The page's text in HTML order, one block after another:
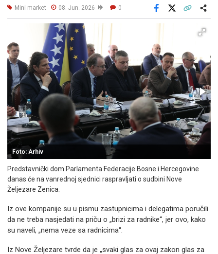
Mini market 08. Jun. 2026 0
Facebook
Foto: Arhiv
Predstavnički dom Parlamenta Federacije Bosne i Hercegovine
danas će na vanrednoj sjednici raspravljati o sudbini Nove
Željezare Zenica.
Iz ove kompanije su u pismu zastupnicima i delegatima poručili
da ne treba nasjedati na priču o „brizi za radnike“, jer ovo, kako
su naveli, „nema veze sa radnicima“.
Iz Nove Željezare tvrde da je „svaki glas za ovaj zakon glas za